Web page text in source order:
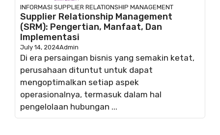
INFORMASI SUPPLIER RELATIONSHIP MANAGEMENT
Supplier Relationship Management
(SRM): Pengertian, Manfaat, Dan
Implementasi
July 14, 2024Admin
Di era persaingan bisnis yang semakin ketat,
perusahaan dituntut untuk dapat
mengoptimalkan setiap aspek
operasionalnya, termasuk dalam hal
pengelolaan hubungan ...